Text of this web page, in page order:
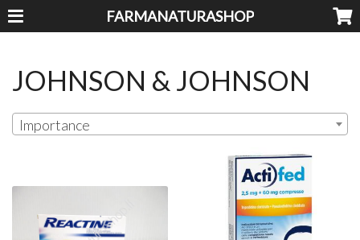
FARMANATURASHOP
JOHNSON & JOHNSON
Importance